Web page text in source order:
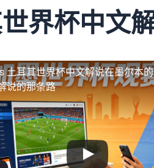
界杯中文
土耳其世界杯中文解说在墨尔本
说的那条路